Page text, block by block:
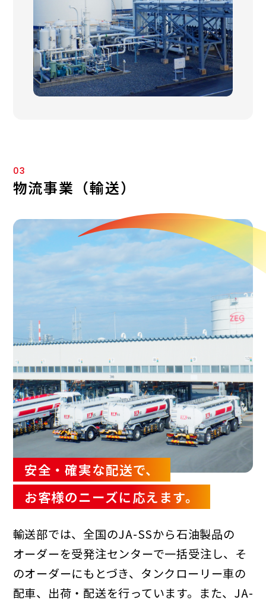
03
物流事業（輸送）
安全・確実な配送で、
お客様のニーズに応えます。
輸送部では、全国のJA-SSから石油製品の
オーダーを受発注センターで一括受注し、そ
のオーダーにもとづき、タンクローリー車の
配車、出荷・配送を行っています。また、JA-